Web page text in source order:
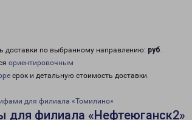
доставки по выбранному направлению: руб.
ориентировочным
срок и детальную стоимость доставки.
для филиала «Томилино»
для филиала «Нефтеюганск2»